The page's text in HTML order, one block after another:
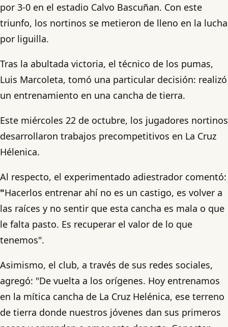
por 3-0 en el estadio Calvo Bascuñan. Con este
triunfo, los nortinos se metieron de lleno en la lucha
por liguilla.
Tras la abultada victoria, el técnico de los pumas,
Luis Marcoleta, tomó una particular decisión: realizó
un entrenamiento en una cancha de tierra.
Este miércoles 22 de octubre, los jugadores nortinos
desarrollaron trabajos precompetitivos en La Cruz
Hélenica.
Al respecto, el experimentado adiestrador comentó:
"Hacerlos entrenar ahí no es un castigo, es volver a
las raíces y no sentir que esta cancha es mala o que
le falta pasto. Es recuperar el valor de lo que
tenemos".
Asimismo, el club, a través de sus redes sociales,
agregó: "De vuelta a los orígenes. Hoy entrenamos
en la mítica cancha de La Cruz Helénica, ese terreno
de tierra donde nuestros jóvenes dan sus primeros